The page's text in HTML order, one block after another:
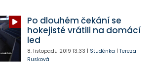
Po dlouhém čekání se
hokejisté vrátili na domácí
led
8. listopadu 2019 13:33 | Studénka | Tereza
Rusková